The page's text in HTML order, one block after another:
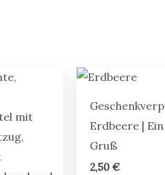
Erdbeere |
Gruß
2,50€